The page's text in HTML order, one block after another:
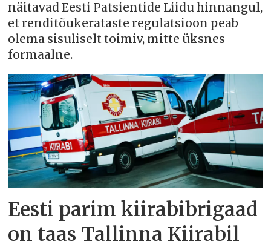
näitavad Eesti Patsientide Liidu hinnangul,
et renditõukerataste regulatsioon peab
olema sisuliselt toimiv, mitte üksnes
formaalne.
Eesti parim kiirabibrigaad
on taas Tallinna Kiirabil